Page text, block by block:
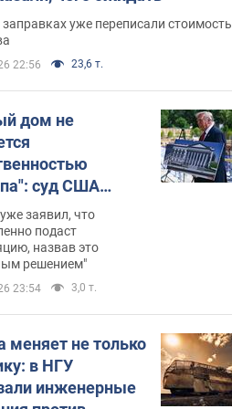
уже переписали стоимость
22:56 23,6 т.
дом не
суд США
зала
400 млн
заявил, что
подаст
назвав это
решением"
23:54 3,0 т.
меняет не только
в НГУ
инженерные